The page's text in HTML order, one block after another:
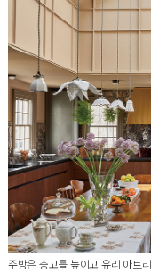
주방은 층고를 높이고 유리 아트